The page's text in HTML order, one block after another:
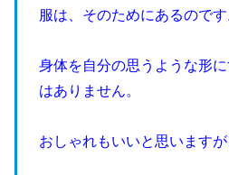
服は、そのためにあるのです
身体を自分の思うような形
はありません。
おしゃれもいいと思います